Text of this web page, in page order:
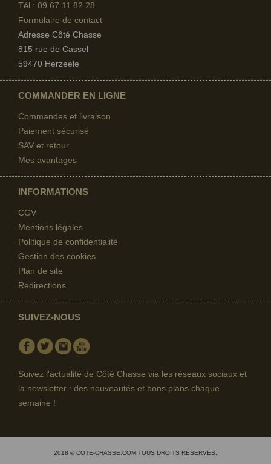
Tél : 09 67 11 82 28
Formulaire de contact
Adresse Côté Chasse
815 rue de Cassel
59470 Herzeele
COMMANDER EN LIGNE
Commandes et livraison
Paiement sécurisé
SAV et retour
Mes avantages
INFORMATIONS
CGV
Mentions légales
Politique de confidentialité
Gestion des cookies
Plan de site
Redirections
SUIVEZ-NOUS
Facebook
TwitterInstagram
Suivez l'actualité de Côté Chasse via les réseaux sociaux et
la newsletter : des nouveautés et bons plans chaque
semaine !
2018 © COTE-CHASSE.COM TOUS DROITS RÉSERVÉS.